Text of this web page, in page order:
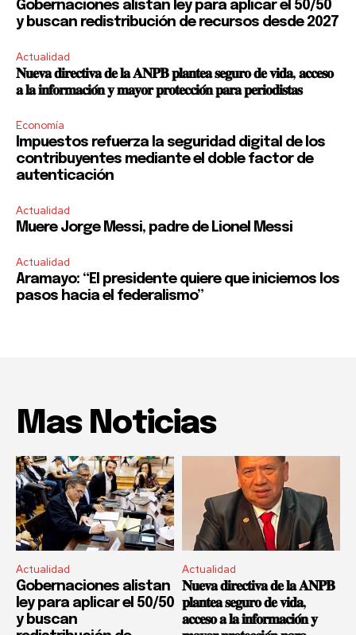
Gobernaciones alistan ley para aplicar el 50/50
y buscan redistribución de recursos desde 2027
Actualidad
𝐍𝐮𝐞𝐯𝐚 𝐝𝐢𝐫𝐞𝐜𝐭𝐢𝐯𝐚 𝐝𝐞 𝐥𝐚 𝐀𝐍𝐏𝐁 𝐩𝐥𝐚𝐧𝐭𝐞𝐚 𝐬𝐞𝐠𝐮𝐫𝐨 𝐝𝐞 𝐯𝐢𝐝𝐚, 𝐚𝐜𝐜𝐞𝐬𝐨
𝐚 𝐥𝐚 𝐢𝐧𝐟𝐨𝐫𝐦𝐚𝐜𝐢𝐨́𝐧 𝐲 𝐦𝐚𝐲𝐨𝐫 𝐩𝐫𝐨𝐭𝐞𝐜𝐜𝐢𝐨́𝐧 𝐩𝐚𝐫𝐚 𝐩𝐞𝐫𝐢𝐨𝐝𝐢𝐬𝐭𝐚𝐬
Economía
Impuestos refuerza la seguridad digital de los
contribuyentes mediante el doble factor de
autenticación
Actualidad
Muere Jorge Messi, padre de Lionel Messi
Actualidad
Aramayo: “El presidente quiere que iniciemos los
pasos hacia el federalismo”
Mas Noticias
Actualidad
Gobernaciones alistan
ley para aplicar el 50/50
y buscan
Actualidad
𝐍𝐮𝐞𝐯𝐚 𝐝𝐢𝐫𝐞𝐜𝐭𝐢𝐯𝐚 𝐝𝐞 𝐥𝐚 𝐀𝐍𝐏𝐁
𝐩𝐥𝐚𝐧𝐭𝐞𝐚 𝐬𝐞𝐠𝐮𝐫𝐨 𝐝𝐞 𝐯𝐢𝐝𝐚,
𝐚𝐜𝐜𝐞𝐬𝐨 𝐚 𝐥𝐚 𝐢𝐧𝐟𝐨𝐫𝐦𝐚𝐜𝐢𝐨́𝐧 𝐲